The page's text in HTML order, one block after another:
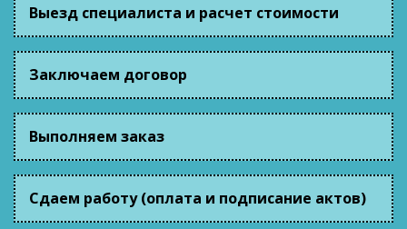
Выезд специалиста и расчет стоимости
Заключаем договор
Выполняем заказ
Сдаем работу (оплата и подписание актов)